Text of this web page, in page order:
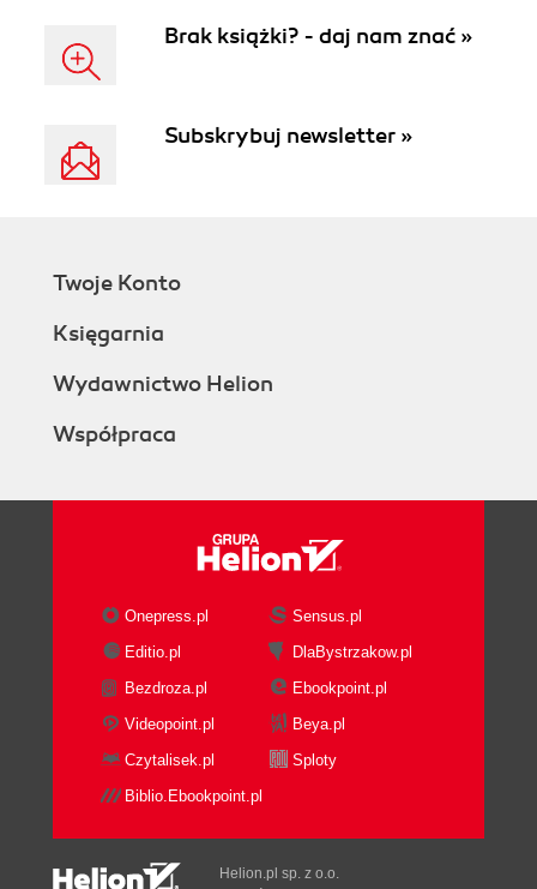
Brak książki? - daj nam znać »
Subskrybuj newsletter »
Twoje Konto
Księgarnia
Wydawnictwo Helion
Współpraca
Onepress.pl
Sensus.pl
Editio.pl
DlaBystrzakow.pl
Bezdroza.pl
Ebookpoint.pl
Videopoint.pl
Beya.pl
Czytalisek.pl
Sploty
Biblio.Ebookpoint.pl
Helion.pl sp. z o.o.